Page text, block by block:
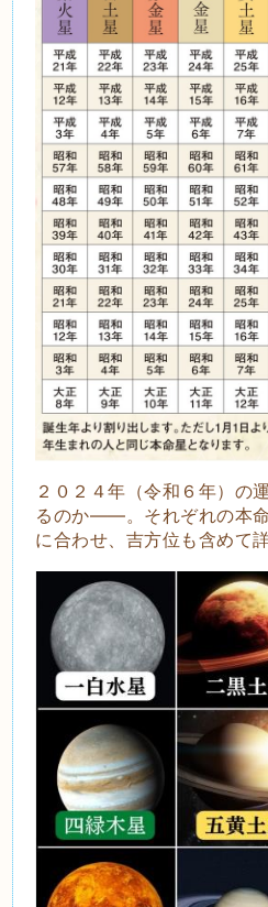
２０２４年（令和６年）の
るのか――。 それぞれの本
に合わせ、吉方位も含めて